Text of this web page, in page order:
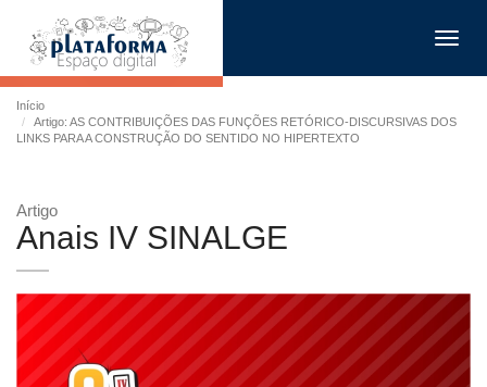
Início
Artigo: AS CONTRIBUIÇÕES DAS FUNÇÕES RETÓRICO-DISCURSIVAS DOS
LINKS PARA A CONSTRUÇÃO DO SENTIDO NO HIPERTEXTO
Artigo
Anais IV SINALGE